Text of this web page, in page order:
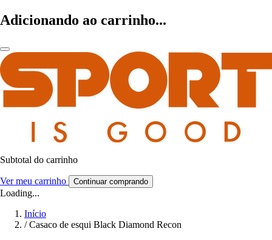
Adicionando ao carrinho...
Subtotal do carrinho
Ver meu carrinho Continuar comprando
Loading...
Início
/ Casaco de esqui Black Diamond Recon